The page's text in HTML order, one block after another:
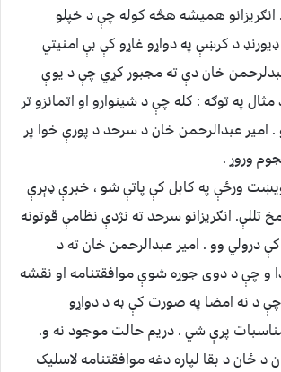
هميشه هڅه کوله چې د خپلو
د کرښې په دواړو غاړو کې بې امنيتي
خان دې ته مجبور کړي چې د يوې
په توګه : کله چې د شينوارو او اتمانزو تر
عبدالرحمن خان د سرحد د پورې خوا پر
وروړ .
ورځې په کابل کې پاتې شو ، خبرې ډېرې
تللې. انګريزانو سرحد ته نژدې نظامې قوتونه
درولي وو . امير عبدالرحمن خان ته د
دا و چې د دوی جوړه شوې موافقتنامه او نقشه
د نه امضا په صورت کې به د دواړو
پرې شي . دريم حالت موجود نه و.
د ځان د بقا لپاره دغه موافقتنامه لاسليک